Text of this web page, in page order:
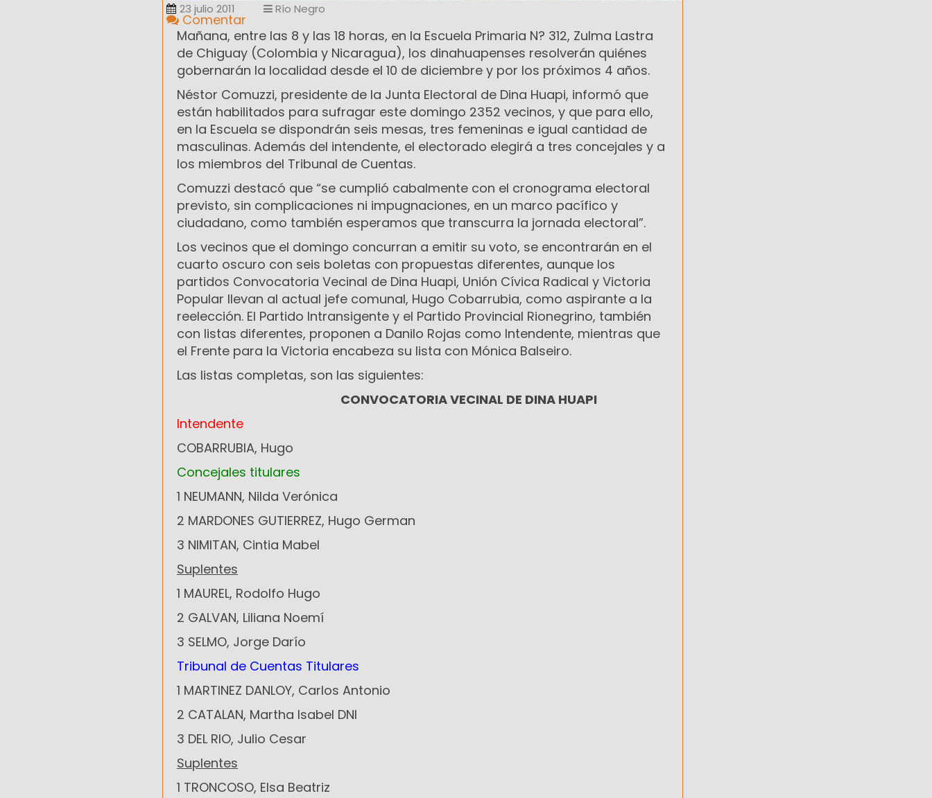
23 julio 2011 Río Negro
Comentar
Mañana, entre las 8 y las 18 horas, en la Escuela Primaria N? 312, Zulma Lastra
de Chiguay (Colombia y Nicaragua), los dinahuapenses resolverán quiénes
gobernarán la localidad desde el 10 de diciembre y por los próximos 4 años.
Néstor Comuzzi, presidente de la Junta Electoral de Dina Huapi, informó que
están habilitados para sufragar este domingo 2352 vecinos, y que para ello,
en la Escuela se dispondrán seis mesas, tres femeninas e igual cantidad de
masculinas. Además del intendente, el electorado elegirá a tres concejales y a
los miembros del Tribunal de Cuentas.
Comuzzi destacó que “se cumplió cabalmente con el cronograma electoral
previsto, sin complicaciones ni impugnaciones, en un marco pacífico y
ciudadano, como también esperamos que transcurra la jornada electoral”.
Los vecinos que el domingo concurran a emitir su voto, se encontrarán en el
cuarto oscuro con seis boletas con propuestas diferentes, aunque los
partidos Convocatoria Vecinal de Dina Huapi, Unión Cívica Radical y Victoria
Popular llevan al actual jefe comunal, Hugo Cobarrubia, como aspirante a la
reelección. El Partido Intransigente y el Partido Provincial Rionegrino, también
con listas diferentes, proponen a Danilo Rojas como Intendente, mientras que
el Frente para la Victoria encabeza su lista con Mónica Balseiro.
Las listas completas, son las siguientes:
CONVOCATORIA VECINAL DE DINA HUAPI
Intendente
COBARRUBIA, Hugo
Concejales titulares
1 NEUMANN, Nilda Verónica
2 MARDONES GUTIERREZ, Hugo German
3 NIMITAN, Cintia Mabel
Suplentes
1 MAUREL, Rodolfo Hugo
2 GALVAN, Liliana Noemí
3 SELMO, Jorge Darío
Tribunal de Cuentas Titulares
1 MARTINEZ DANLOY, Carlos Antonio
2 CATALAN, Martha Isabel DNI
3 DEL RIO, Julio Cesar
Suplentes
1 TRONCOSO, Elsa Beatriz